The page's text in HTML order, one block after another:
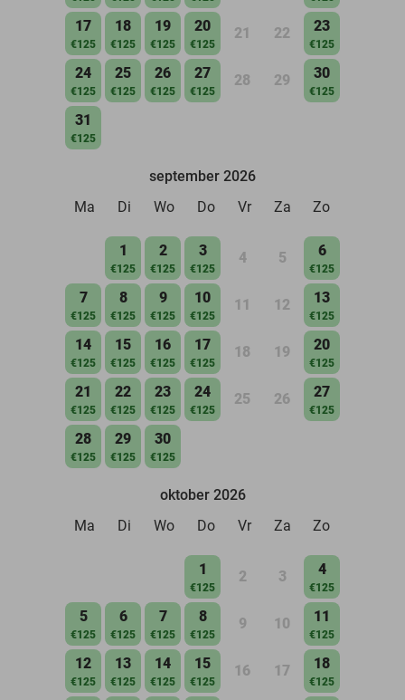
17
€125
18
€125
19
€125
20
€125
21 22 23
€125
24
€125
25
€125
26
€125
27
€125
28 29 30
€125
31
€125
september 2026
Ma
Di Wo Do Vr Za Zo
1
€125
2
€125
3
€125
4 5 6
€125
7
€125
8
€125
9
€125
10
€125
11 12 13
€125
14
€125
15
€125
16
€125
17
€125
18 19 20
€125
21
€125
22
€125
23
€125
24
€125
25 26 27
€125
28
€125
29
€125
30
€125
oktober 2026
Ma
Di Wo Do Vr Za Zo
1
€125
2 3 4
€125
5
€125
6
€125
7
€125
8
€125
9 10 11
€125
12
€125
13
€125
14
€125
15
€125
16 17 18
€125